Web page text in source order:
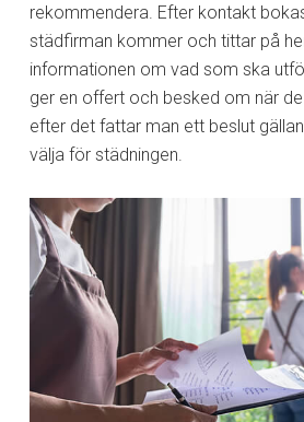
rekommendera. Efter kontakt
städfirman kommer och tittar på
informationen om vad som ska
ger en offert och besked om när
efter det fattar man ett beslut
välja för städningen.